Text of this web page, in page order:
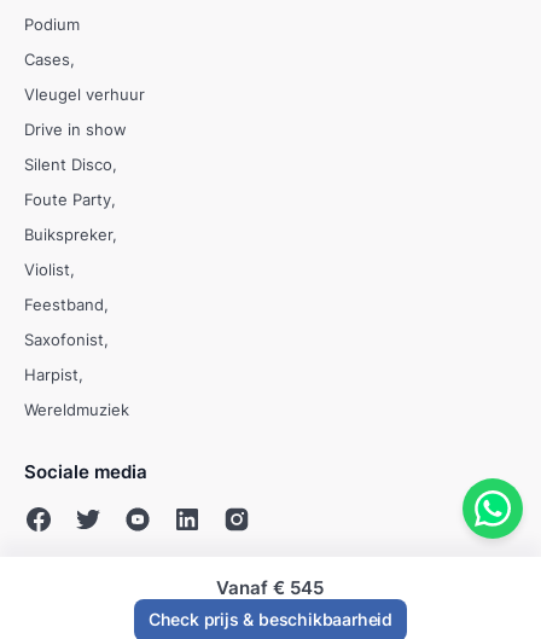
Vanaf € 545
Check prijs & beschikbaarheid
Podium
Cases
Vleugel verhuur
Drive in show
Silent Disco
Foute Party
Buikspreker
Violist
Feestband
Saxofonist
Harpist
Wereldmuziek
Sociale media
© Evenses 2009 - 2026